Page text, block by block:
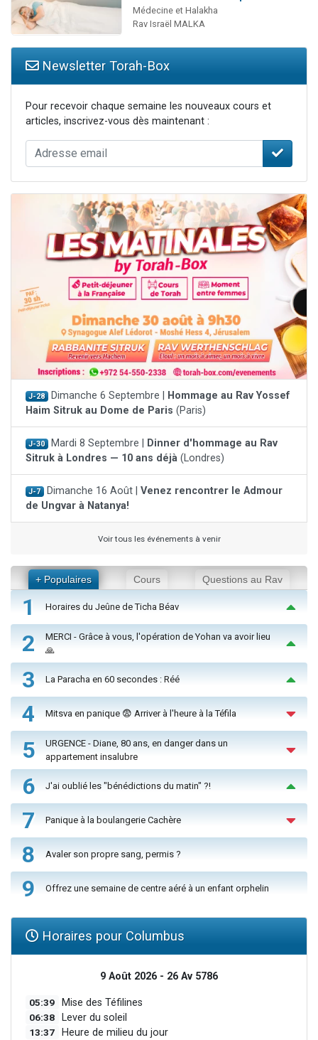
Médecine et Halakha
Rav Israël MALKA
Newsletter Torah-Box
Pour recevoir chaque semaine les nouveaux cours et
articles, inscrivez-vous dès maintenant :
J-28 Dimanche 6 Septembre |
Hommage au Rav Yossef
Haim Sitruk au Dome de Paris (Paris)
J-30 Mardi 8 Septembre |
Dinner d'hommage au Rav
Sitruk à Londres — 10 ans déjà (Londres)
J-7 Dimanche 16 Août | Venez rencontrer le Admour
de Ungvar à Natanya!
Voir tous les événements à venir
+ Populaires Cours Questions au Rav
1 Horaires du Jeûne de Ticha Béav
2
MERCI - Grâce à vous, l'opération de Yohan va avoir lieu
🙏
3 La Paracha en 60 secondes : Réé
4 Mitsva en panique 😨 Arriver à l'heure à la Téfila
5
URGENCE - Diane, 80 ans, en danger dans un
appartement insalubre
6 J'ai oublié les "bénédictions du matin" ?!
7 Panique à la boulangerie Cachère
8 Avaler son propre sang, permis ?
9 Offrez une semaine de centre aéré à un enfant orphelin
Horaires pour Columbus
9 Août 2026 - 26 Av 5786
05:39 Mise des Téfilines
06:38 Lever du soleil
13:37 Heure de milieu du jour